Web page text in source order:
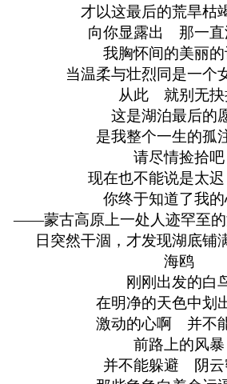
才以这最后的荒旱枯
向你显露出 那一直
我胸怀间的美丽
当温柔与壮烈同是一个
从此 就别无抉
这是湖泊最后的
是我整个一生的孤
请尽情捡拾吧
现在也不能说是太
你终于知道了我
——蒙古高原上一处人迹罕至的
日突然干涸，才发现湖底铺
海鸥
刚刚出发的白
在明净的天色中划
激动的心啊 并不
前路上的风暴
并不能躲避 阴云